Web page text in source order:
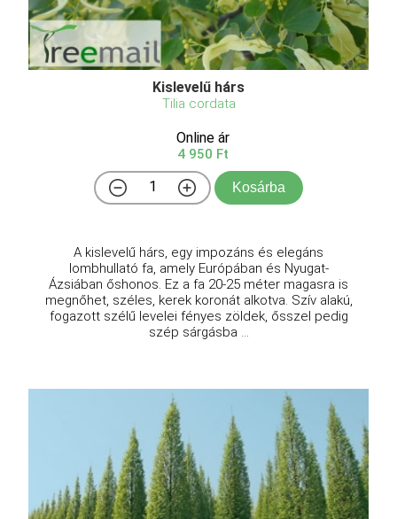
Kislevelű hárs
Tilia cordata
Online ár
4 950 Ft
Kosárba
A kislevelű hárs, egy impozáns és elegáns
lombhullató fa, amely Európában és Nyugat-
Ázsiában őshonos. Ez a fa 20-25 méter magasra is
megnőhet, széles, kerek koronát alkotva. Szív alakú,
fogazott szélű levelei fényes zöldek, ősszel pedig
szép sárgásba ...